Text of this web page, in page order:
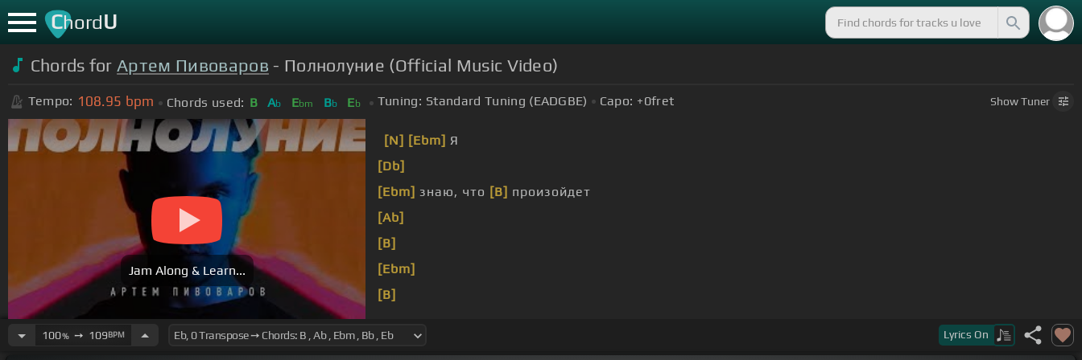
ChordU
Chords for Артем Пивоваров - Полнолуние (Official Music Video)
Tempo: 108.95 bpm Chords used: B Ab Ebm Bb Eb Tuning: Standard Tuning (EADGBE) Capo: +0fret ShowTuner
Jam Along & Learn...
[N] [Ebm] Я
[Db]
[Ebm] знаю, что [B] произойдет
[Ab]
[B]
[Ebm]
[B]
100%➙ 109BPM Lyrics On